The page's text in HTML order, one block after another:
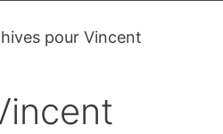
pour Vincent